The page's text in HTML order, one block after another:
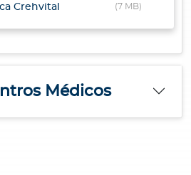
Crehvital (7 MB)
Médicos